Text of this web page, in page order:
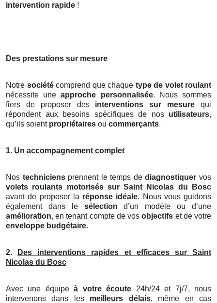
intervention rapide !
Des prestations sur mesure
Notre sociétécomprend que chaque type de volet roulant
nécessite uneapproche personnalisée. Nous sommes
fiers de proposer des interventions sur mesure qui
répondent aux besoins spécifiques de nos utilisateurs,
qu’ils soient propriétaires ou commerçants.
1. Un accompagnement complet
Nos techniciensprennent le temps dediagnostiquer vos
volets roulants motorisés sur Saint Nicolas du Bosc
avant de proposer la réponse idéale. Nous vous guidons
également dans le sélection d’un modèle ou d’une
amélioration, en tenant compte de vosobjectifs et de votre
enveloppe budgétaire.
2.
Des interventions rapides et efficaces sur Saint
Nicolas du Bosc
Avec une équipeà votre écoute 24h/24 et 7j/7, nous
intervenons dans les meilleurs délais, même en cas